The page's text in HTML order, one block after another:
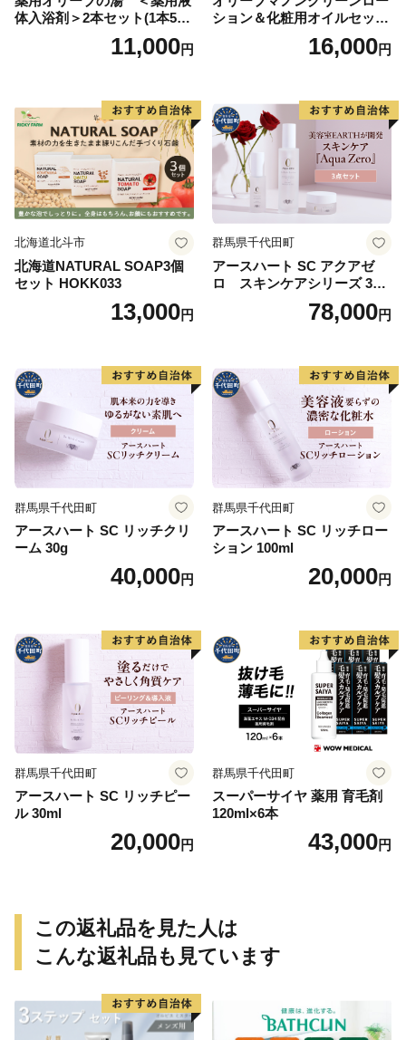
体入浴剤＞2本セット(1本500
11,000円
ション＆化粧用オイルセット
美容グッズ スキンケア 化粧
16,000円
北海道北斗市
北海道NATURAL SOAP3個
セット HOKK033
13,000円
群馬県千代田町
アースハート SC アクアゼ
ロ スキンケアシリーズ 3点
78,000円
群馬県千代田町
アースハート SC リッチクリ
ーム 30g
40,000円
群馬県千代田町
アースハート SC リッチロー
ション 100ml
20,000円
群馬県千代田町
アースハート SC リッチピー
ル 30ml
20,000円
群馬県千代田町
スーパーサイヤ 薬用 育毛剤
120ml×6本
43,000円
この返礼品を見た人は
こんな返礼品も見ています